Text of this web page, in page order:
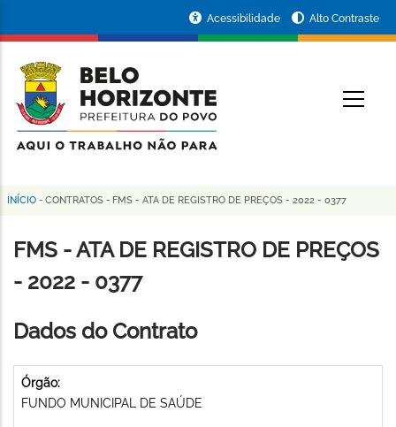
conteúdo
principal
da
Prefeitura
de
Horizonte
Acessibilidade Alto Contraste
Trilha
de
navegação
INÍCIO - CONTRATOS - FMS - ATA DE REGISTRO DE PREÇOS - 2022 - 0377
FMS - ATA DE REGISTRO DE PREÇOS
- 2022 - 0377
Dados do Contrato
Órgão:
FUNDO MUNICIPAL DE SAÚDE